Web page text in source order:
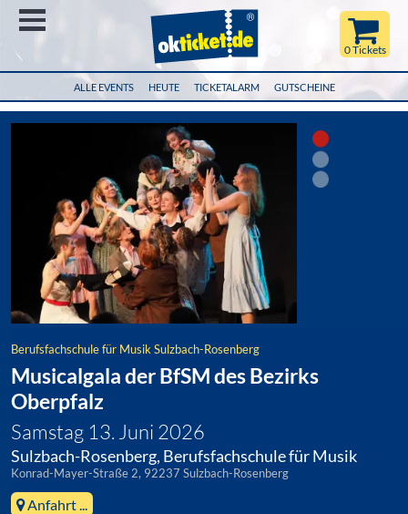
ALLE EVENTS HEUTE TICKETALARM GUTSCHEINE
0 Tickets
Berufsfachschule für Musik Sulzbach-Rosenberg
Musicalgala der BfSM des Bezirks
Oberpfalz
Samstag 13. Juni 2026
Sulzbach-Rosenberg, Berufsfachschule für Musik
Konrad-Mayer-Straße 2, 92237 Sulzbach-Rosenberg
Anfahrt ...